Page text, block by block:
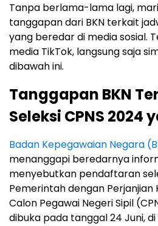
Tanpa berlama-lama lagi,
tanggapan dari BKN terkait
yang beredar di media sosial.
media TikTok, langsung saja
dibawah ini.
Tanggapan BKN
Seleksi CPNS 2024
Badan Kepegawaian Negara
menanggapi beredarnya
menyebutkan pendaftaran
Pemerintah dengan Perjanjian
Calon Pegawai Negeri Sipil
dibuka pada tanggal 24 Juni, di